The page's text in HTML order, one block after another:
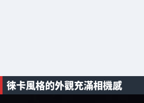
徠卡風格的外觀充滿相機感